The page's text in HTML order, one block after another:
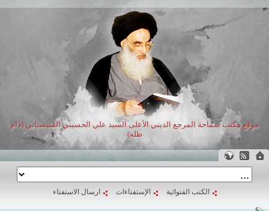
موقع مكتب سماحة المرجع الديني الأعلى السيد علي الحسيني السيستاني (دام
ظله)
الكتب الفتوائية الإستفتاءات ارسال الاستفتاء